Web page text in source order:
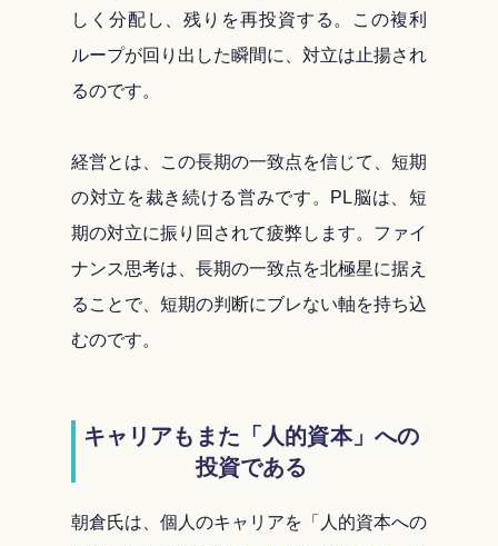
しく分配し、残りを再投資する。この複利
ループが回り出した瞬間に、対立は止揚され
るのです。
経営とは、この長期の一致点を信じて、短期
の対立を裁き続ける営みです。PL脳は、短
期の対立に振り回されて疲弊します。ファイ
ナンス思考は、長期の一致点を北極星に据え
ることで、短期の判断にブレない軸を持ち込
むのです。
キャリアもまた「人的資本」への
投資である
朝倉氏は、個人のキャリアを「人的資本への